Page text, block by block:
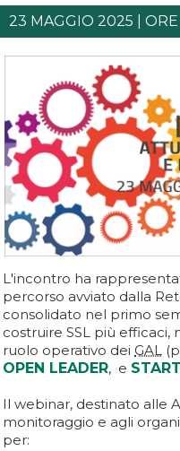
23 MAGGIO 2025 | ORE
L'incontro ha
percorso avviato dalla
consolidato nel primo
costruire SSL più efficaci,
ruolo operativo dei GAL
OPEN LEADER, e
Il webinar, destinato alle
monitoraggio e agli
per: